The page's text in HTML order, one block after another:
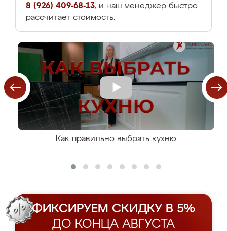
8 (926) 409-68-13, и наш менеджер быстро
рассчитает стоимость.
Как правильно выбрать кухню
ФИКСИРУЕМ СКИДКУ В 5%
ДО КОНЦА АВГУСТА